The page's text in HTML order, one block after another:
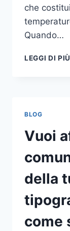
che
Quando…
LEGGI DI PIÙ
BLOG
Vuoi
della
come